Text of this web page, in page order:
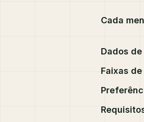
Cada
Dados
Faixas